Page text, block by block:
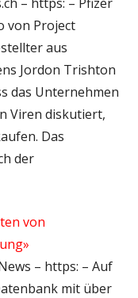
von Project
aus
Jordon Trishton
das Unternehmen
Viren diskutiert,
Das
der
von
– https: – Auf
mit über